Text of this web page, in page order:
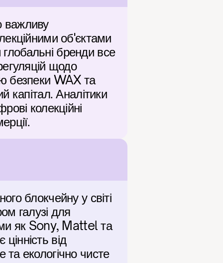
важливу
об'єктами
глобальні бренди все
щодо
безпеки WAX та
капітал. Аналітики
колекційні
блокчейну у світі
галузі для
як Sony, Mattel та
від
екологічно чисте